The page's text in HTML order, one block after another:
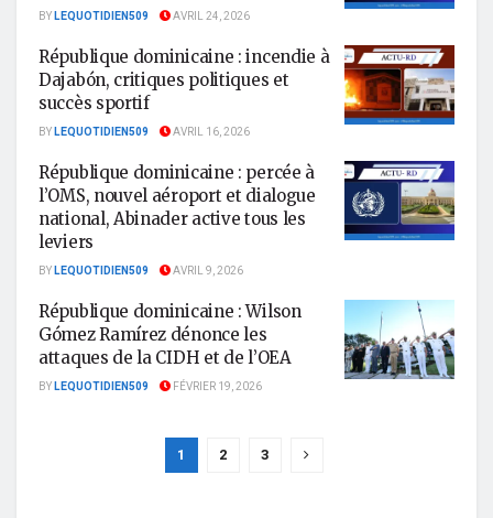
BYLEQUOTIDIEN509 AVRIL 24, 2026
République dominicaine : incendie à
Dajabón, critiques politiques et
succès sportif
BYLEQUOTIDIEN509 AVRIL 16, 2026
République dominicaine : percée à
l’OMS, nouvel aéroport et dialogue
national, Abinader active tous les
leviers
BYLEQUOTIDIEN509 AVRIL 9, 2026
République dominicaine : Wilson
Gómez Ramírez dénonce les
attaques de la CIDH et de l’OEA
BYLEQUOTIDIEN509 FÉVRIER 19, 2026
1 2 3